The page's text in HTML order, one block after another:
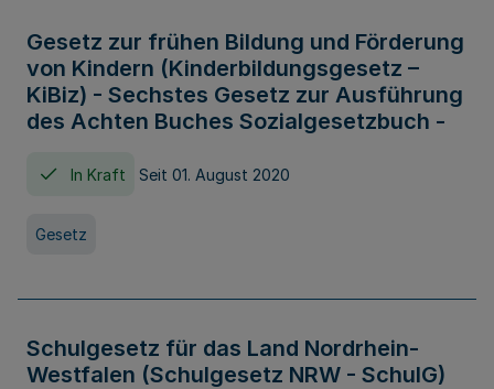
Gesetz zur frühen Bildung und Förderung
von Kindern (Kinderbildungsgesetz –
KiBiz) - Sechstes Gesetz zur Ausführung
des Achten Buches Sozialgesetzbuch -
In Kraft Seit 01. August 2020
Gesetz
Schulgesetz für das Land Nordrhein-
Westfalen (Schulgesetz NRW - SchulG)